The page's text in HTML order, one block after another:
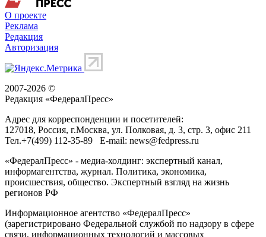
О проекте
Реклама
Редакция
Авторизация
2007-2026 ©
Редакция «ФедералПресс»
Адрес для корреспонденции и посетителей:
127018, Россия, г.Москва, ул. Полковая, д. 3, стр. 3, офис 211
Тел.+7(499) 112-35-89 E-mail: news@fedpress.ru
«ФедералПресс» - медиа-холдинг: экспертный канал,
информагентства, журнал. Политика, экономика,
происшествия, общество. Экспертный взгляд на жизнь
регионов РФ
Информационное агентство «ФедералПресс»
(зарегистрировано Федеральной службой по надзору в сфере
связи, информационных технологий и массовых